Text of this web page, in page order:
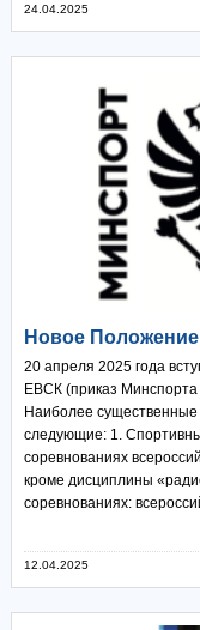
24.04.2025
Новое
20 апреля 2025 года
ЕВСК (приказ
Наиболее существенные
следующие: 1.
соревнованиях
кроме дисциплины
соревнованиях:
12.04.2025